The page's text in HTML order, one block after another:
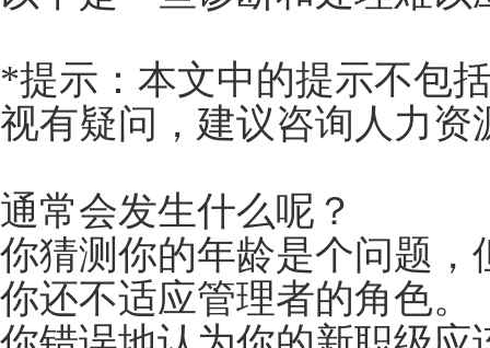
以下是一些诊断和处理
*提示：本文中的提示
视有疑问，建议咨询人
通常会发生什么呢？